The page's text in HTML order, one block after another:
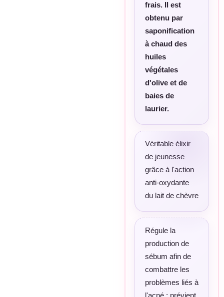
frais. Il est
obtenu par
saponification
à chaud des
huiles
végétales
d'olive et de
baies de
laurier.
Véritable élixir
de jeunesse
grâce à l'action
anti-oxydante
du lait de chèvre
Régule la
production de
sébum afin de
combattre les
problèmes liés à
l'acné : prévient